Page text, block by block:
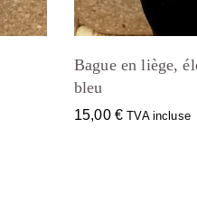
Bague en liège,
bleu
15,00 € TVA incluse